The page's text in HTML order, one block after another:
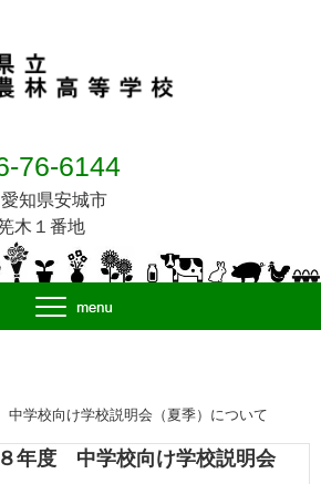
76-6144
知県安城市
木１番地
中学校向け学校説明会（夏季）について
８年度 中学校向け学校説明会